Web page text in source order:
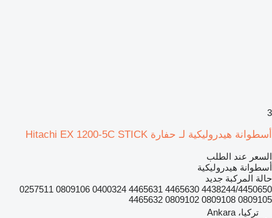
3
أسطوانة هيدروليكية لـ حفارة Hitachi EX 1200-5C STICK
السعر عند الطلب
أسطوانة هيدروليكية
حالة المركبة جديد
4438244/4450650 4465630 4465631 0400324 0809106 0257511
0809105 0809108 0809102 4465632
تركيا، Ankara